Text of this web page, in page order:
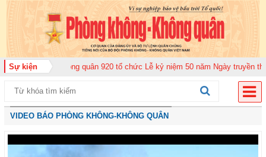
Sự kiện
Không quân 920 tổ chức Lễ kỷ niệm 50 năm Ngày truyền thống (12-11-
VIDEO BÁO PHÒNG KHÔNG-KHÔNG QUÂN